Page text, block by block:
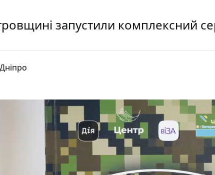
запустили комплексний